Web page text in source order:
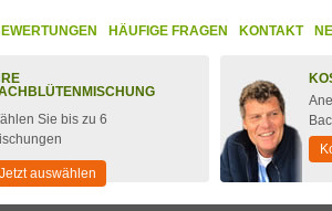
HÄUFIGE FRAGEN KONTAKT
Sie bis zu 6
Jetzt auswählen